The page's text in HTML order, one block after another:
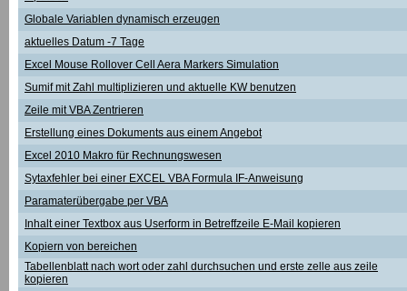
Globale Variablen dynamisch erzeugen
aktuelles Datum -7 Tage
Excel Mouse Rollover Cell Aera Markers Simulation
Sumif mit Zahl multiplizieren und aktuelle KW benutzen
Zeile mit VBA Zentrieren
Erstellung eines Dokuments aus einem Angebot
Excel 2010 Makro für Rechnungswesen
Sytaxfehler bei einer EXCEL VBA Formula IF-Anweisung
Paramaterübergabe per VBA
Inhalt einer Textbox aus Userform in Betreffzeile E-Mail kopieren
Kopiern von bereichen
Tabellenblatt nach wort oder zahl durchsuchen und erste zelle aus zeile
kopieren